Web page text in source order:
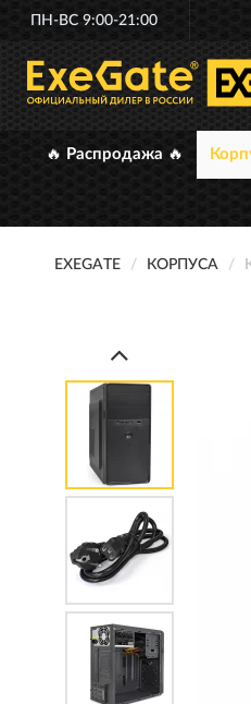
ПН-ВС 9:00-21:00
🔥 Распродажа 🔥
EXEGATE КОРПУСА